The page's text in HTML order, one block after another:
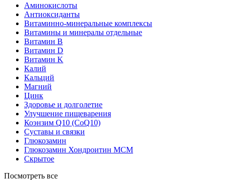
Аминокислоты
Антиоксиданты
Витаминно-минеральные комплексы
Витамины и минералы отдельные
Витамин B
Витамин D
Витамин K
Калий
Кальций
Магний
Цинк
Здоровье и долголетие
Улучшение пищеварения
Коэнзим Q10 (CoQ10)
Суставы и связки
Глюкозамин
Глюкозамин Хондроитин МСМ
Скрытое
Посмотреть все